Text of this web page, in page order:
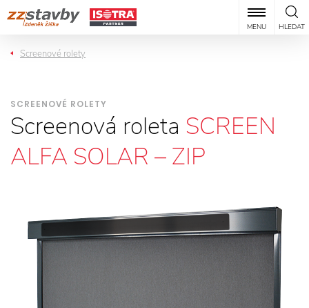
HLEDAT
MENU
Screenové rolety
SCREENOVÉ ROLETY
Screenová roleta SCREEN
ALFA SOLAR – ZIP